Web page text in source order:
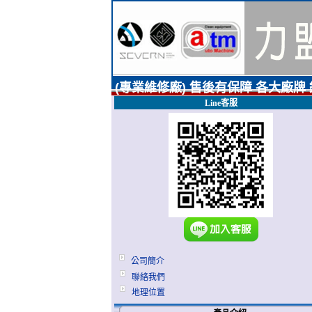
(專業維修廠) 售後有保障 各大廠牌
Line客服
公司簡介
聯絡我們
地理位置